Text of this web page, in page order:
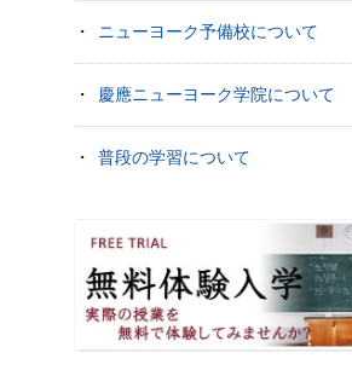
ニューヨーク予備校について
慶應ニューヨーク学院について
普段の学習について